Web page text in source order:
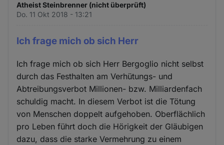
Atheist Steinbrenner (nicht überprüft)
Do. 11 Okt 2018 - 13:21
Ich frage mich ob sich Herr
Ich frage mich ob sich Herr Bergoglio nicht selbst
durch das Festhalten am Verhütungs- und
Abtreibungsverbot Millionen- bzw. Milliardenfach
schuldig macht. In diesem Verbot ist die Tötung
von Menschen doppelt aufgehoben. Oberflächlich
pro Leben führt doch die Hörigkeit der Gläubigen
dazu, dass die starke Vermehrung zu einem